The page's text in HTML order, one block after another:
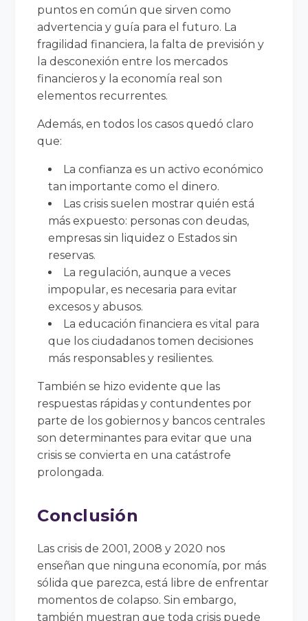
puntos en común que sirven como
advertencia y guía para el futuro. La
fragilidad financiera, la falta de previsión y
la desconexión entre los mercados
financieros y la economía real son
elementos recurrentes.
Además, en todos los casos quedó claro
que:
La confianza es un activo económico
tan importante como el dinero.
Las crisis suelen mostrar quién está
más expuesto: personas con deudas,
empresas sin liquidez o Estados sin
reservas.
La regulación, aunque a veces
impopular, es necesaria para evitar
excesos y abusos.
La educación financiera es vital para
que los ciudadanos tomen decisiones
más responsables y resilientes.
También se hizo evidente que las
respuestas rápidas y contundentes por
parte de los gobiernos y bancos centrales
son determinantes para evitar que una
crisis se convierta en una catástrofe
prolongada.
Conclusión
Las crisis de 2001, 2008 y 2020 nos
enseñan que ninguna economía, por más
sólida que parezca, está libre de enfrentar
momentos de colapso. Sin embargo,
también muestran que toda crisis puede